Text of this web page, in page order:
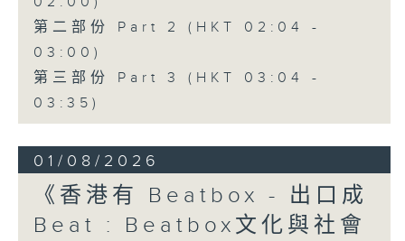
第二部份 Part 2 (HKT 02:04 -
03:00)
第三部份 Part 3 (HKT 03:04 -
03:35)
01/08/2026
《香港有 Beatbox - 出口成
Beat : Beatbox文化與社會